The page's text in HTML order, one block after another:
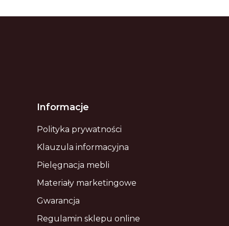
Informacje
Polityka prywatności
Klauzula informacyjna
Pielęgnacja mebli
Materiały marketingowe
Gwarancja
Regulamin sklepu online